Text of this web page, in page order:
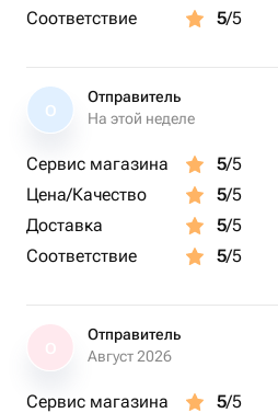
Соответствие
5/5
О
Отправитель
На этой неделе
Сервис магазина 5/5
Цена/Качество
5/5
Доставка
5/5
Соответствие
5/5
Отправитель
Август 2026
Сервис магазина 5/5